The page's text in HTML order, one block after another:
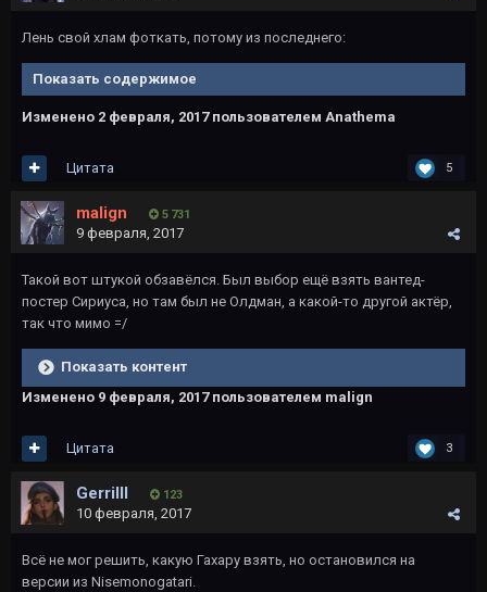
Лень свой хлам фоткать, потому из последнего:
Показать содержимое
Изменено 2 февраля, 2017пользователем Anathema
5
Цитата
malign 5 731
9 февраля, 2017
Такой вот штукой обзавёлся. Был выбор ещё взять вантед-
постер Сириуса, но там был не Олдман, а какой-то другой актёр,
так что мимо =/
Показать контент
Изменено 9 февраля, 2017пользователем malign
3
Цитата
Gerrilll 123
10 февраля, 2017
Всё не мог решить, какую Гахару взять, но остановился на
версии из Nisemonogatari.